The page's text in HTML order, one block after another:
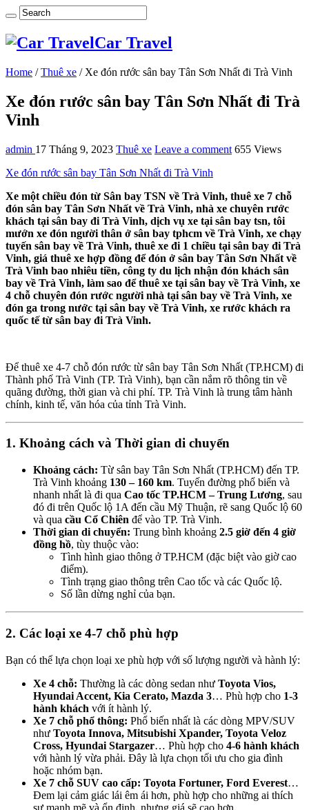
Car Travel
Home / Thuê xe / Xe đón rước sân bay Tân Sơn Nhất đi Trà Vinh
Xe đón rước sân bay Tân Sơn Nhất đi Trà
Vinh
admin 17 Tháng 9, 2023 Thuê xe Leave a comment 655 Views
Xe đón rước sân bay Tân Sơn Nhất đi Trà Vinh
Xe một chiều đón từ Sân bay TSN về Trà Vinh, thuê xe 7 chỗ
đón sân bay Tân Sơn Nhất về Trà Vinh, nhà xe chuyên rước
khách tại sân bay đi Trà Vinh, dịch vụ xe tại sân bay tsn, tôi
mướn xe đón người thân ở sân bay tphcm về Trà Vinh, xe chạy
tuyến sân bay về Trà Vinh, thuê xe đi 1 chiều tại sân bay đi Trà
Vinh, giá thuê xe hợp đồng để đón ở sân bay Tân Sơn Nhất về
Trà Vinh bao nhiêu tiền, công ty du lịch nhận đón khách sân
bay về Trà Vinh, làm sao để thuê xe tại sân bay về Trà Vinh, xe
4 chỗ chuyên đón rước người nhà tại sân bay về Trà Vinh, xe
đón ga trong nước tại sân bay về Trà Vinh, xe rước khách ra
quốc tế từ sân bay đi Trà Vinh.
Để thuê xe 4-7 chỗ đón rước từ sân bay Tân Sơn Nhất (TP.HCM) đi
Thành phố Trà Vinh (TP. Trà Vinh), bạn cần nắm rõ thông tin về
quãng đường, thời gian và chi phí. TP. Trà Vinh là trung tâm hành
chính, kinh tế, văn hóa của tỉnh Trà Vinh.
1. Khoảng cách và Thời gian di chuyển
Khoảng cách: Từ sân bay Tân Sơn Nhất (TP.HCM) đến TP.
Trà Vinh khoảng 130 – 160 km. Tuyến đường phổ biến và
nhanh nhất là đi qua Cao tốc TP.HCM – Trung Lương, sau
đó đi trên Quốc lộ 1A đến cầu Mỹ Thuận, rẽ sang Quốc lộ 60
và qua cầu Cổ Chiên để vào TP. Trà Vinh.
Thời gian di chuyển: Trung bình khoảng 2.5 giờ đến 4 giờ
đồng hồ, tùy thuộc vào:
Tình hình giao thông ở TP.HCM (đặc biệt vào giờ cao
điểm).
Tình trạng giao thông trên Cao tốc và các Quốc lộ.
Số lần dừng nghỉ của bạn.
2. Các loại xe 4-7 chỗ phù hợp
Bạn có thể lựa chọn loại xe phù hợp với số lượng người và hành lý:
Xe 4 chỗ: Thường là các dòng sedan như Toyota Vios,
Hyundai Accent, Kia Cerato, Mazda 3… Phù hợp cho 1-3
hành khách với ít hành lý.
Xe 7 chỗ phổ thông: Phổ biến nhất là các dòng MPV/SUV
như Toyota Innova, Mitsubishi Xpander, Toyota Veloz
Cross, Hyundai Stargazer… Phù hợp cho 4-6 hành khách
với hành lý vừa phải. Đây là lựa chọn tối ưu cho gia đình
hoặc nhóm bạn.
Xe 7 chỗ SUV cao cấp: Toyota Fortuner, Ford Everest…
Đem lại cảm giác lái êm ái hơn, phù hợp cho những ai thích
sự mạnh mẽ và ổn định, nhưng giá sẽ cao hơn.